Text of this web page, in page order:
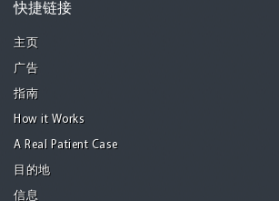
快捷链接
主页
广告
指南
How it Works
A Real Patient Case
目的地
信息